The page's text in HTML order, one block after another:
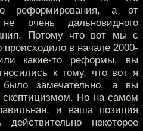
реформирования, а от
очень дальновидного
Потому что вот мы с
в начале 2000-
какие-то реформы, вы
к тому, что вот я
было замечательно, а вы
скептицизмом. Но на самом
и ваша позиция
некоторое